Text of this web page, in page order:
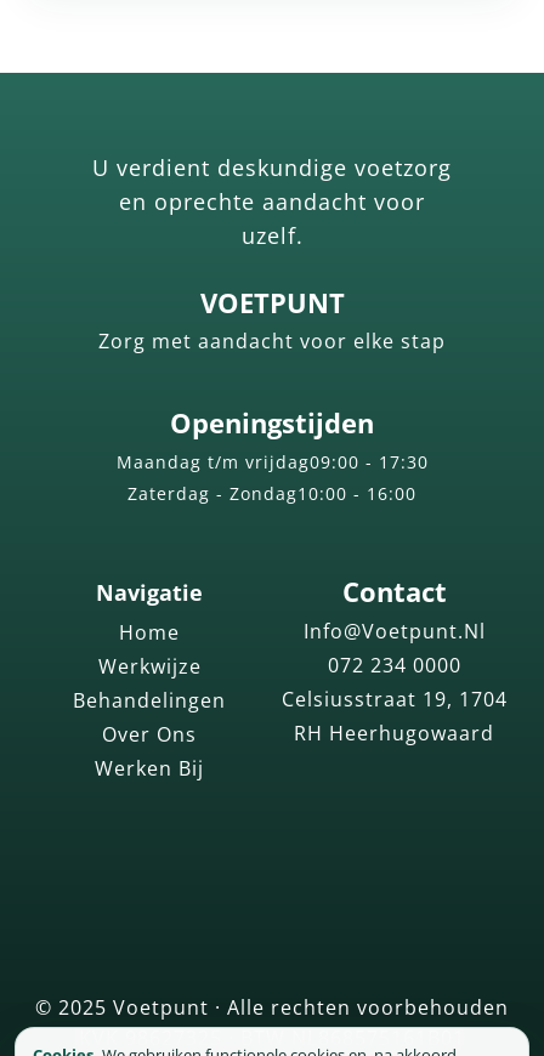
U verdient deskundige voetzorg
en oprechte aandacht voor
uzelf.
VOETPUNT
Zorg met aandacht voor elke stap
Openingstijden
Maandag t/m vrijdag09:00 - 17:30
Zaterdag - Zondag10:00 - 16:00
Navigatie
Home
Werkwijze
Behandelingen
Over Ons
Werken Bij
Contact
Info@voetpunt.nl
072 234 0000
Celsiusstraat 19, 1704
RH Heerhugowaard
© 2025 Voetpunt · Alle rechten voorbehouden